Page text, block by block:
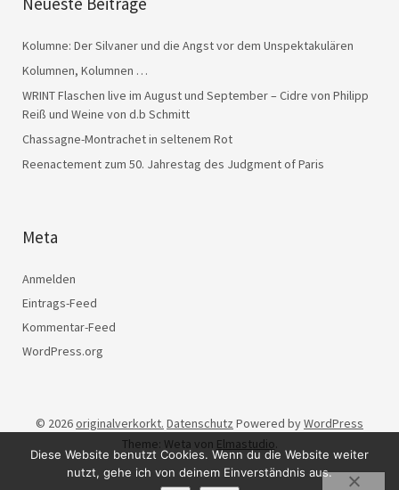
Kolumne: Der Silvaner und die Angst vor dem Unspektakulären
Kolumnen, Kolumnen …
WRINT Flaschen live im August und September – Cidre von Philipp
Reiß und Weine von d.b Schmitt
Chassagne-Montrachet in seltenem Rot
Reenactement zum 50. Jahrestag des Judgment of Paris
Meta
Anmelden
Eintrags-Feed
Kommentar-Feed
WordPress.org
© 2026originalverkorkt. Datenschutz Powered byWordPress
Theme: Weta von Elmastudio.
Diese Website benutzt Cookies. Wenn du die Website weiter
nutzt, gehe ich von deinem Einverständnis aus.